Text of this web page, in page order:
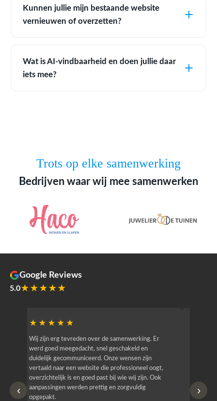
Kunnen jullie mijn bestaande website
vernieuwen of overzetten?
Wat is AI-vindbaarheid en doen jullie daar
iets mee?
Trots op elke samenwerking
Bedrijven waar wij mee samenwerken
Google Reviews
5.0★★★★★
‹
★★★★★
Wij zijn erg tevreden over de samenwerking. Er
werd goed meegedacht, snel geschakeld en
duidelijk gecommuniceerd. Onze wensen zijn
vertaald naar een website die professioneel oogt,
overzichtelijk is en goed past bij wie wij zijn. Ook
aanpassingen werden prettig en zorgvuldig
opgepakt.
›